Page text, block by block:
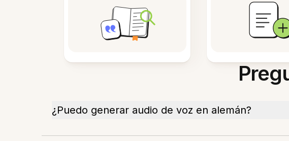
¿Puedo generar audio de voz en alemán?